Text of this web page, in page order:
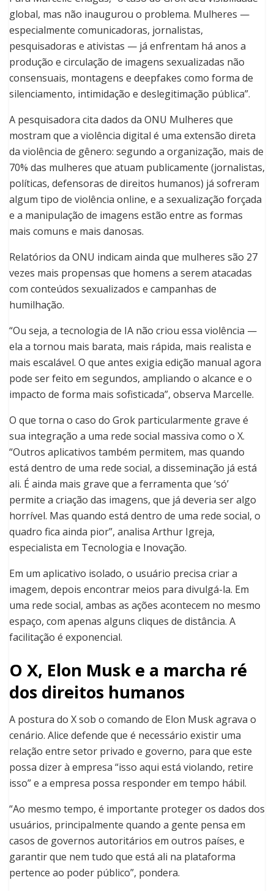
global, mas não inaugurou o problema. Mulheres —
especialmente comunicadoras, jornalistas,
pesquisadoras e ativistas — já enfrentam há anos a
produção e circulação de imagens sexualizadas não
consensuais, montagens e deepfakes como forma de
silenciamento, intimidação e deslegitimação pública”.
A pesquisadora cita dados da ONU Mulheres que
mostram que a violência digital é uma extensão direta
da violência de gênero: segundo a organização, mais de
70% das mulheres que atuam publicamente (jornalistas,
políticas, defensoras de direitos humanos) já sofreram
algum tipo de violência online, e a sexualização forçada
e a manipulação de imagens estão entre as formas
mais comuns e mais danosas.
Relatórios da ONU indicam ainda que mulheres são 27
vezes mais propensas que homens a serem atacadas
com conteúdos sexualizados e campanhas de
humilhação.
“Ou seja, a tecnologia de IA não criou essa violência —
ela a tornou mais barata, mais rápida, mais realista e
mais escalável. O que antes exigia edição manual agora
pode ser feito em segundos, ampliando o alcance e o
impacto de forma mais sofisticada”, observa Marcelle.
O que torna o caso do Grok particularmente grave é
sua integração a uma rede social massiva como o X.
“Outros aplicativos também permitem, mas quando
está dentro de uma rede social, a disseminação já está
ali. É ainda mais grave que a ferramenta que ‘só’
permite a criação das imagens, que já deveria ser algo
horrível. Mas quando está dentro de uma rede social, o
quadro fica ainda pior”, analisa Arthur Igreja,
especialista em Tecnologia e Inovação.
Em um aplicativo isolado, o usuário precisa criar a
imagem, depois encontrar meios para divulgá-la. Em
uma rede social, ambas as ações acontecem no mesmo
espaço, com apenas alguns cliques de distância. A
facilitação é exponencial.
O X, Elon Musk e a marcha ré
dos direitos humanos
A postura do X sob o comando de Elon Musk agrava o
cenário. Alice defende que é necessário existir uma
relação entre setor privado e governo, para que este
possa dizer à empresa “isso aqui está violando, retire
isso” e a empresa possa responder em tempo hábil.
“Ao mesmo tempo, é importante proteger os dados dos
usuários, principalmente quando a gente pensa em
casos de governos autoritários em outros países, e
garantir que nem tudo que está ali na plataforma
pertence ao poder público”, pondera.